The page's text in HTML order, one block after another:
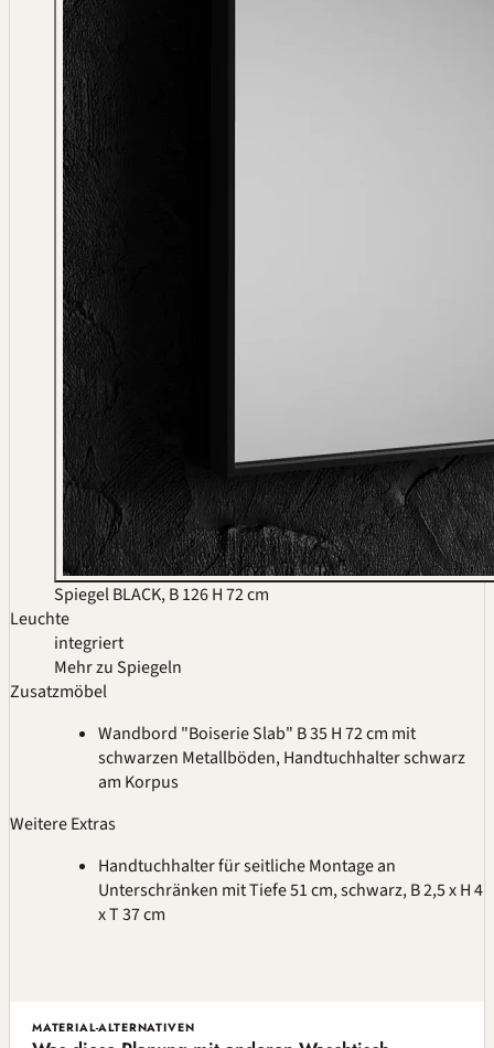
Spiegel BLACK, B 126 H 72 cm
Leuchte
integriert
Mehr zu Spiegeln
Zusatzmöbel
Wandbord "Boiserie Slab" B 35 H 72 cm mit
schwarzen Metallböden, Handtuchhalter schwarz
am Korpus
Weitere Extras
Handtuchhalter für seitliche Montage an
Unterschränken mit Tiefe 51 cm, schwarz, B 2,5 x H 4
x T 37 cm
MATERIAL-ALTERNATIVEN